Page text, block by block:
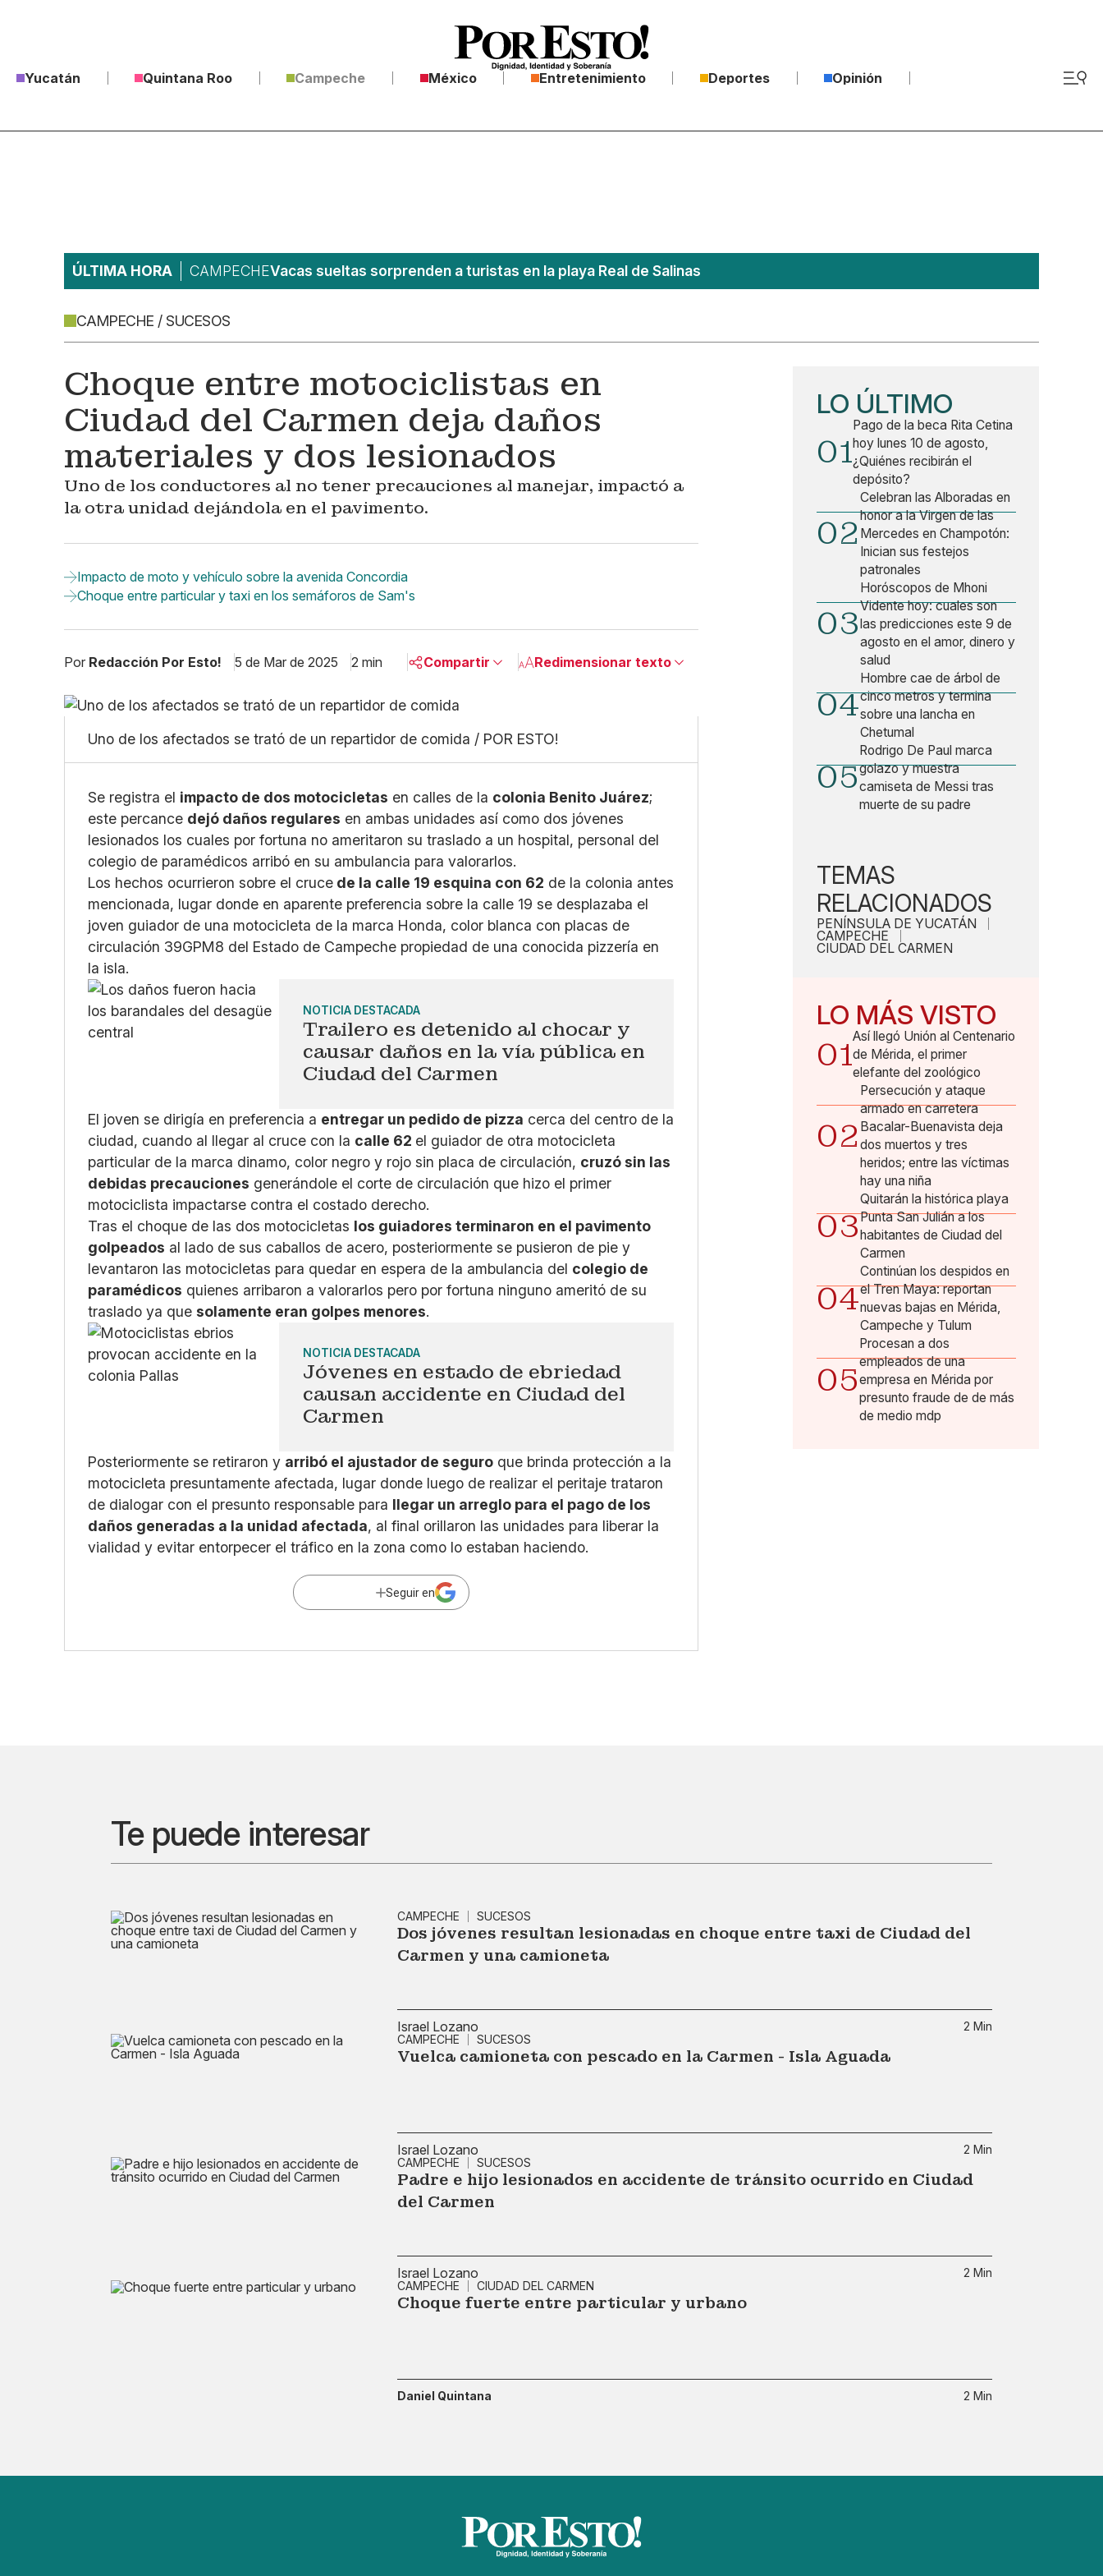
Yucatán Quintana Roo Campeche México Entretenimiento Deportes Opinión
ÚLTIMA HORA CAMPECHEVacas sueltas sorprenden a turistas en la playa Real de Salinas
CAMPECHE / SUCESOS
Choque entre motociclistas en
Ciudad del Carmen deja daños
materiales y dos lesionados
Uno de los conductores al no tener precauciones al manejar, impactó a
la otra unidad dejándola en el pavimento.
Impacto de moto y vehículo sobre la avenida Concordia
Choque entre particular y taxi en los semáforos de Sam's
Por Redacción Por Esto! 5 de Mar de 2025 2 min Compartir
Linkedin
Facebook
Copiar enlace
Redimensionar texto
Uno de los afectados se trató de un repartidor de comida / POR ESTO!
Se registra el impacto de dos motocicletas en calles de la colonia Benito Juárez;
este percance dejó daños regulares en ambas unidades así como dos jóvenes
lesionados los cuales por fortuna no ameritaron su traslado a un hospital, personal del
colegio de paramédicos arribó en su ambulancia para valorarlos.
Los hechos ocurrieron sobre el cruce de la calle 19 esquina con 62 de la colonia antes
mencionada, lugar donde en aparente preferencia sobre la calle 19 se desplazaba el
joven guiador de una motocicleta de la marca Honda, color blanca con placas de
circulación 39GPM8 del Estado de Campeche propiedad de una conocida pizzería en
la isla.
NOTICIA DESTACADA
Trailero es detenido al chocar y
causar daños en la vía pública en
Ciudad del Carmen
El joven se dirigía en preferencia a entregar un pedido de pizza cerca del centro de la
ciudad, cuando al llegar al cruce con la calle 62 el guiador de otra motocicleta
particular de la marca dinamo, color negro y rojo sin placa de circulación, cruzó sin las
debidas precauciones generándole el corte de circulación que hizo el primer
motociclista impactarse contra el costado derecho.
Tras el choque de las dos motocicletas los guiadores terminaron en el pavimento
golpeados al lado de sus caballos de acero, posteriormente se pusieron de pie y
levantaron las motocicletas para quedar en espera de la ambulancia del colegio de
paramédicos quienes arribaron a valorarlos pero por fortuna ninguno ameritó de su
traslado ya que solamente eran golpes menores.
NOTICIA DESTACADA
Jóvenes en estado de ebriedad
causan accidente en Ciudad del
Carmen
Posteriormente se retiraron y arribó el ajustador de seguro que brinda protección a la
motocicleta presuntamente afectada, lugar donde luego de realizar el peritaje trataron
de dialogar con el presunto responsable para llegar un arreglo para el pago de los
daños generadas a la unidad afectada, al final orillaron las unidades para liberar la
vialidad y evitar entorpecer el tráfico en la zona como lo estaban haciendo.
Seguir en
LO ÚLTIMO
01
Pago de la beca Rita Cetina
hoy lunes 10 de agosto,
¿Quiénes recibirán el
depósito?
02
Celebran las Alboradas en
honor a la Virgen de las
Mercedes en Champotón:
Inician sus festejos
patronales
03
Horóscopos de Mhoni
Vidente hoy: cuales son
las predicciones este 9 de
agosto en el amor, dinero y
salud
04
Hombre cae de árbol de
cinco metros y termina
sobre una lancha en
Chetumal
05
Rodrigo De Paul marca
golazo y muestra
camiseta de Messi tras
muerte de su padre
TEMAS
RELACIONADOS
PENÍNSULA DE YUCATÁN
CAMPECHE
CIUDAD DEL CARMEN
LO MÁS VISTO
01Así llegó Unión al Centenario
de Mérida, el primer
elefante del zoológico
02
Persecución y ataque
armado en carretera
Bacalar-Buenavista deja
dos muertos y tres
heridos; entre las víctimas
hay una niña
03
Quitarán la histórica playa
Punta San Julián a los
habitantes de Ciudad del
Carmen
04
Continúan los despidos en
el Tren Maya: reportan
nuevas bajas en Mérida,
Campeche y Tulum
05
Procesan a dos
empleados de una
empresa en Mérida por
presunto fraude de de más
de medio mdp
Te puede interesar
CAMPECHE SUCESOS
Dos jóvenes resultan lesionadas en choque entre taxi de Ciudad del
Carmen y una camioneta
Israel Lozano
2 Min
CAMPECHE
SUCESOS
Vuelca camioneta con pescado en la Carmen - Isla Aguada
Israel Lozano
2 Min
CAMPECHE
SUCESOS
Padre e hijo lesionados en accidente de tránsito ocurrido en Ciudad
del Carmen
Israel Lozano
2 Min
CAMPECHE
CIUDAD DEL CARMEN
Choque fuerte entre particular y urbano
Daniel Quintana 2 Min